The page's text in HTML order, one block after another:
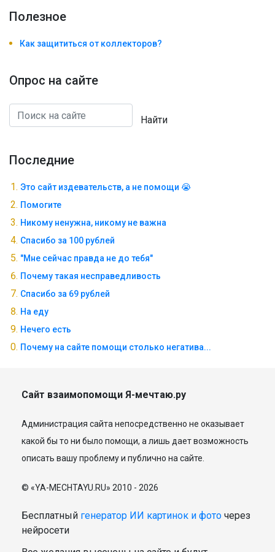
Полезноe
Как защититься от коллекторов?
Опрос на сайте
Найти
Последние
Это сайт издевательств, а не помощи 😭
Помогите
Никому ненужна, никому не важна
Спасибо за 100 рублей
"Мне сейчас правда не до тебя"
Почему такая несправедливость
Спасибо за 69 рублей
На еду
Нечего есть
Почему на сайте помощи столько негатива...
Сайт взаимопомощи Я-мечтаю.ру
Администрация сайта непосредственно не оказывает
какой бы то ни было помощи, а лишь дает возможность
описать вашу проблему и публично на сайте.
© «YA-MECHTAYU.RU» 2010 - 2026
Бесплатный генератор ИИ картинок и фото через
нейросети